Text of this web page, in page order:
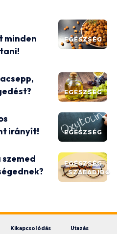
EGÉSZSÉG
minden
EGÉSZSÉG
EGÉSZSÉG
irányít!
EGÉSZSÉG
SZABADIDŐ
Kikapcsolódás
Utazás